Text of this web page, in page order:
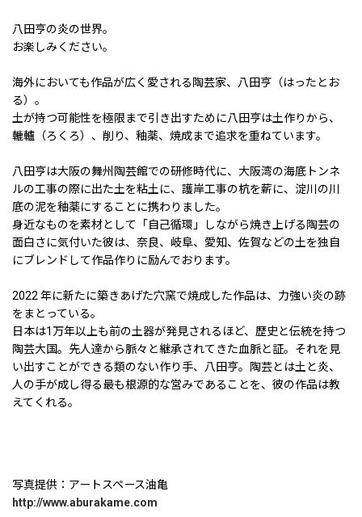
八田亨の炎の世界。
お楽しみください。
海外においても作品が広く愛される陶芸家、八田亨（はったとお
る）。
土が持つ可能性を極限まで引き出すために八田亨は土作りから、
轆轤（ろくろ）、削り、釉薬、焼成まで追求を重ねています。
八田亨は大阪の舞州陶芸館での研修時代に、大阪湾の海底トンネ
ルの工事の際に出た土を粘土に、護岸工事の杭を薪に、淀川の川
底の泥を釉薬にすることに携わりました。
身近なものを素材として「自己循環」しながら焼き上げる陶芸の
面白さに気付いた彼は、奈良、岐阜、愛知、佐賀などの土を独自
にブレンドして作品作りに励んでおります。
2022 年に新たに築きあげた穴窯で焼成した作品は、力強い炎の跡
をまとっている。
日本は1万年以上も前の土器が発見されるほど、歴史と伝統を持つ
陶芸大国。先人達から脈々と継承されてきた血脈と証。それを見
い出すことができる類のない作り手、八田亨。陶芸とは土と炎、
人の手が成し得る最も根源的な営みであることを、彼の作品は教
えてくれる。
写真提供：アートスペース油亀
http://www.aburakame.com